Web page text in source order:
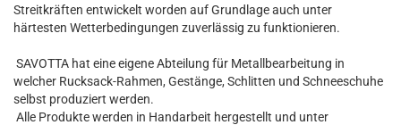
Streitkräften entwickelt worden auf Grundlage auch unter
härtesten Wetterbedingungen zuverlässig zu funktionieren.
SAVOTTA hat eine eigene Abteilung für Metallbearbeitung in
welcher Rucksack-Rahmen, Gestänge, Schlitten und Schneeschuhe
selbst produziert werden.
Alle Produkte werden in Handarbeit hergestellt und unter